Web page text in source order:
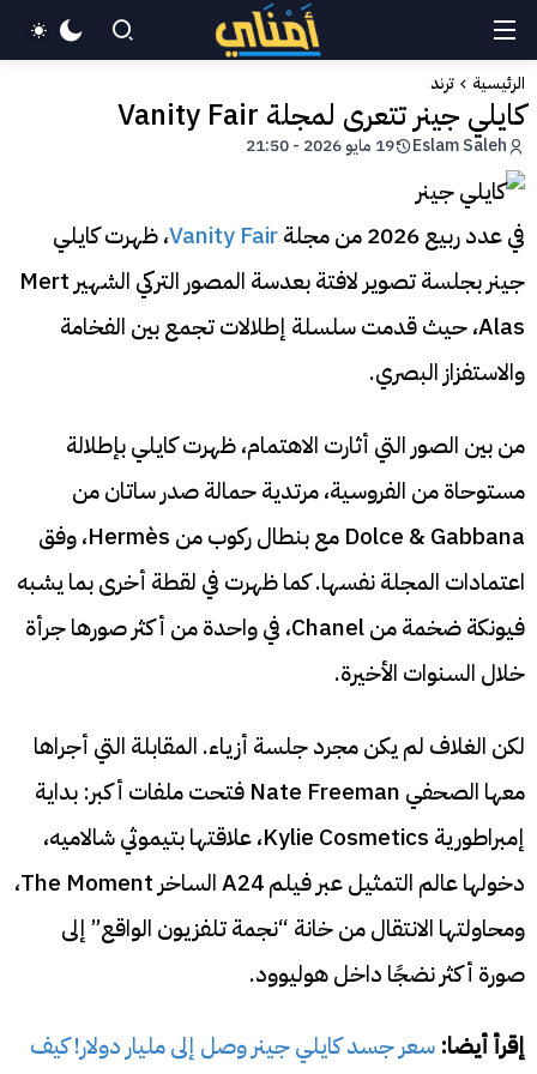
الرئيسية ترند
كايلي جينر تتعرى لمجلة Vanity Fair
Eslam Saleh 19 مايو 2026 - 21:50
في عدد ربيع 2026 من مجلة Vanity Fair، ظهرت كايلي
جينر بجلسة تصوير لافتة بعدسة المصور التركي الشهير Mert
Alas، حيث قدمت سلسلة إطلالات تجمع بين الفخامة
والاستفزاز البصري.
من بين الصور التي أثارت الاهتمام، ظهرت كايلي بإطلالة
مستوحاة من الفروسية، مرتدية حمالة صدر ساتان من
Dolce & Gabbana مع بنطال ركوب من Hermès، وفق
اعتمادات المجلة نفسها. كما ظهرت في لقطة أخرى بما يشبه
فيونكة ضخمة من Chanel، في واحدة من أكثر صورها جرأة
خلال السنوات الأخيرة.
لكن الغلاف لم يكن مجرد جلسة أزياء. المقابلة التي أجراها
معها الصحفي Nate Freeman فتحت ملفات أكبر: بداية
إمبراطورية Kylie Cosmetics، علاقتها بتيموثي شالاميه،
دخولها عالم التمثيل عبر فيلم A24 الساخر The Moment،
ومحاولتها الانتقال من خانة “نجمة تلفزيون الواقع” إلى
صورة أكثر نضجًا داخل هوليوود.
إقرأ أيضا: سعر جسد كايلي جينر وصل إلى مليار دولار! كيف